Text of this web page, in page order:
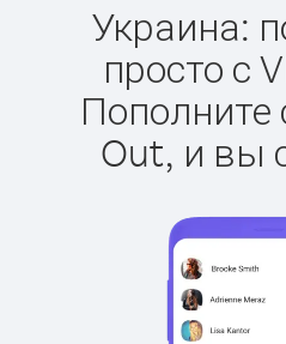
Украина:
просто с
Пополните
Out, и вы